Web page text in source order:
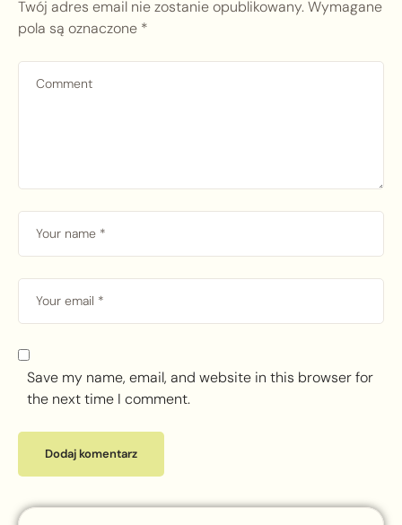
Twój adres email nie zostanie opublikowany.Wymagane
pola są oznaczone *
Save my name, email, and website in this browser for
the next time I comment.